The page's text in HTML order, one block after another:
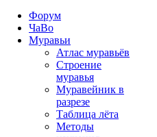
Форум
ЧаВо
Муравьи
Атлас муравьёв
Строение
муравья
Муравейник в
разрезе
Таблица лёта
Методы